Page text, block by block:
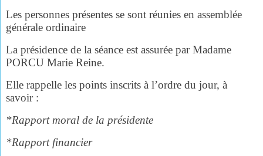
Les personnes présentes se sont réunies en assemblée
générale ordinaire
La présidence de la séance est assurée par Madame
PORCU Marie Reine.
Elle rappelle les points inscrits à l’ordre du jour, à
savoir :
*Rapport moral de la présidente
*Rapport financier